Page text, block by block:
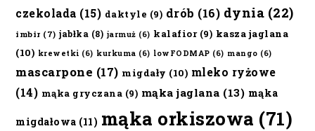
czekolada (15) daktyle (9) drób (16) dynia (22)
imbir (7) jabłka (8) jarmuż (6) kalafior(9) kasza jaglana
(10) krewetki (6) kurkuma (6) lowFODMAP (6) mango (6)
mascarpone (17) migdały (10) mleko ryżowe
(14) mąka gryczana (9) mąka jaglana (13) mąka
migdałowa (11) mąka orkiszowa (71)